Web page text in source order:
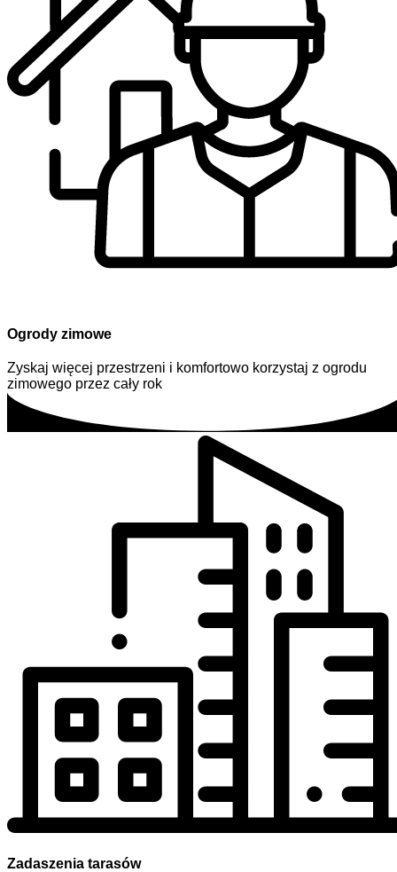
Ogrody zimowe
Zyskaj więcej przestrzeni i komfortowo korzystaj z ogrodu
zimowego przez cały rok
Zadaszenia tarasów